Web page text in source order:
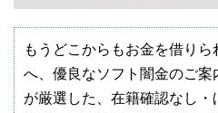
もうどこからもお金を借り
へ、優良なソフト闇金のご案
が厳選した、在籍確認なし